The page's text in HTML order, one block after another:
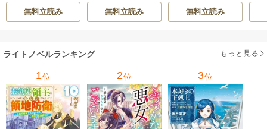
a/石原理夏
無料立読み
先が止まりません
（挿絵版） 1巻
無料立読み
から出してくれま
せん（挿絵版） 1巻
無料立読み
ま
ライトノベルランキング もっと見る
1位 2位 3位